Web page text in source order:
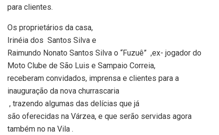
para clientes.
Os proprietários da casa,
Irinéia dos Santos Silva e
Raimundo Nonato Santos Silva o “Fuzuê” ,ex- jogador do
Moto Clube de São Luis e Sampaio Correia,
receberam convidados, imprensa e clientes para a
inauguração da nova churrascaria
, trazendo algumas das delícias que já
são oferecidas na Várzea, e que serão servidas agora
também no na Vila .